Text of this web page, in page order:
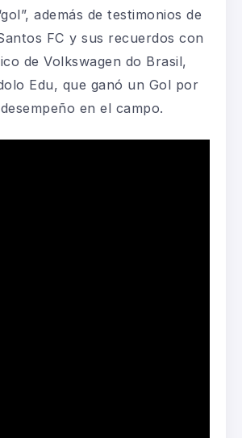
además de testimonios de
FC y sus recuerdos con
de Volkswagen do Brasil,
Edu, que ganó un Gol por
en el campo.